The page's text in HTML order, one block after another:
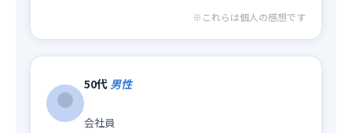
※これらは個人の感想です
50代男性
会社員